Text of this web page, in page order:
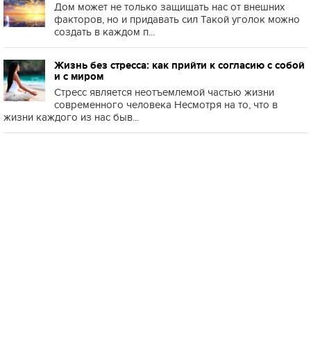
Дом может не только защищать нас от внешних
факторов, но и придавать сил Такой уголок можно
создать в каждом п...
Жизнь без стресса: как прийти к согласию с собой
и с миром
Стресс является неотъемлемой частью жизни
современного человека Несмотря на то, что в
жизни каждого из нас быв...